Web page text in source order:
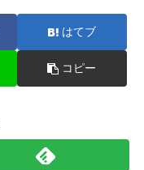
はてブ
コピー